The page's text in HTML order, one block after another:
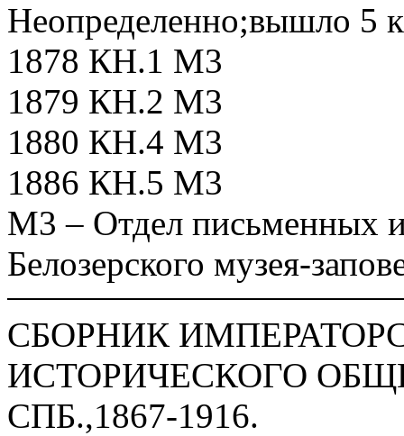
Неопределенно;вышло 5
1878 КН.1 М3
1879 КН.2 М3
1880 КН.4 М3
1886 КН.5 М3
М3 – Отдел письменных
Белозерского музея-
СБОРНИК
ИСТОРИЧЕСКОГО
СПБ.,1867-1916.